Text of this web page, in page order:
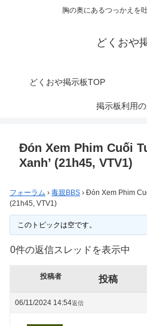
胸の奥にあるつっかえを
どくおや
どくおや掲示板TOP
掲示板利用
Đón Xem Phim Cuối
Xanh’ (21h45, VTV1)
フォーラム › 毒親BBS › Đón Xem Phim
(21h45, VTV1)
このトピックは空です。
0件の返信スレッドを表示中
投稿者 投稿
06/11/2024 14:54返信